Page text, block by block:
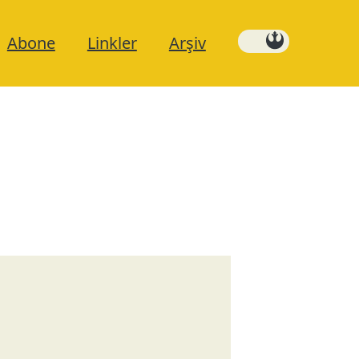
Abone Linkler Arşiv